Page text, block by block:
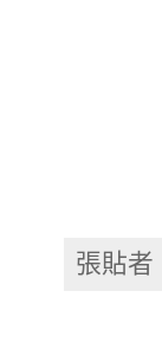
張貼者